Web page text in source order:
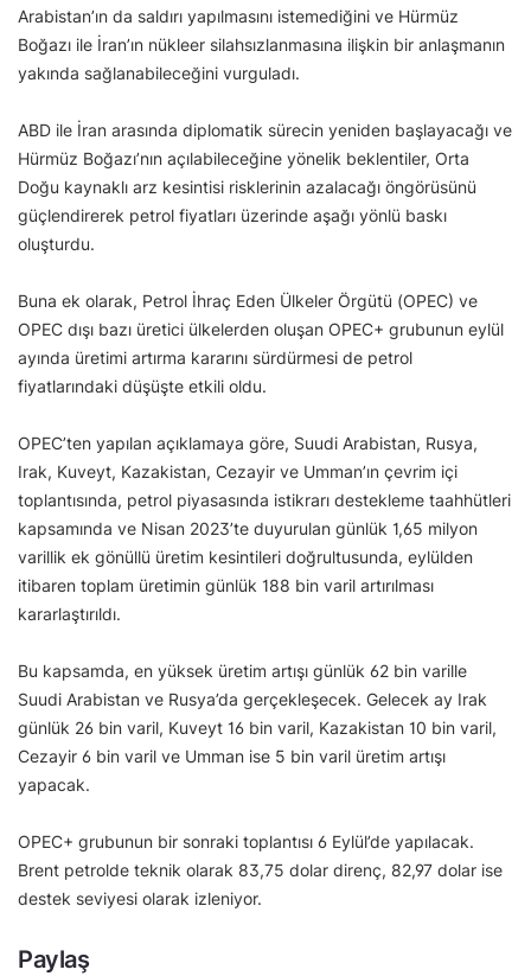
Arabistan’ın da saldırı yapılmasını istemediğini ve Hürmüz
Boğazı ile İran’ın nükleer silahsızlanmasına ilişkin bir anlaşmanın
yakında sağlanabileceğini vurguladı.
ABD ile İran arasında diplomatik sürecin yeniden başlayacağı ve
Hürmüz Boğazı’nın açılabileceğine yönelik beklentiler, Orta
Doğu kaynaklı arz kesintisi risklerinin azalacağı öngörüsünü
güçlendirerek petrol fiyatları üzerinde aşağı yönlü baskı
oluşturdu.
Buna ek olarak, Petrol İhraç Eden Ülkeler Örgütü (OPEC) ve
OPEC dışı bazı üretici ülkelerden oluşan OPEC+ grubunun eylül
ayında üretimi artırma kararını sürdürmesi de petrol
fiyatlarındaki düşüşte etkili oldu.
OPEC’ten yapılan açıklamaya göre, Suudi Arabistan, Rusya,
Irak, Kuveyt, Kazakistan, Cezayir ve Umman’ın çevrim içi
toplantısında, petrol piyasasında istikrarı destekleme taahhütleri
kapsamında ve Nisan 2023’te duyurulan günlük 1,65 milyon
varillik ek gönüllü üretim kesintileri doğrultusunda, eylülden
itibaren toplam üretimin günlük 188 bin varil artırılması
kararlaştırıldı.
Bu kapsamda, en yüksek üretim artışı günlük 62 bin varille
Suudi Arabistan ve Rusya’da gerçekleşecek. Gelecek ay Irak
günlük 26 bin varil, Kuveyt 16 bin varil, Kazakistan 10 bin varil,
Cezayir 6 bin varil ve Umman ise 5 bin varil üretim artışı
yapacak.
OPEC+ grubunun bir sonraki toplantısı 6 Eylül’de yapılacak.
Brent petrolde teknik olarak 83,75 dolar direnç, 82,97 dolar ise
destek seviyesi olarak izleniyor.
Paylaş